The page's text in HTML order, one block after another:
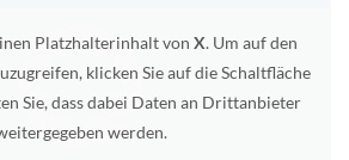
Platzhalterinhalt von X. Um auf den
klicken Sie auf die Schaltfläche
Sie, dass dabei Daten an Drittanbieter
werden.